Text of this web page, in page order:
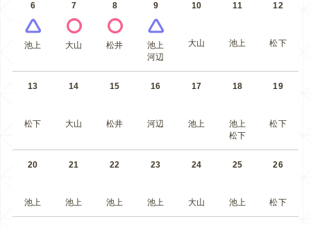
6
池上
7
大山
8
松井
9
池上
河辺
10
大山
11
池上
12
松下
13
松下
14
大山
15
松井
16
河辺
17
池上
18
池上
松下
19
松下
20
池上
21
池上
22
池上
23
池上
24
大山
25
池上
26
松下